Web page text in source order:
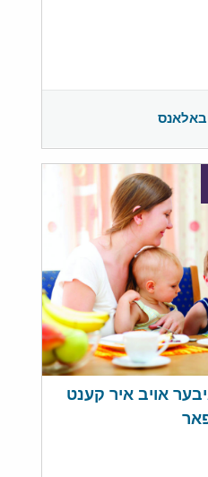
באלאנס
אויב איר קענט